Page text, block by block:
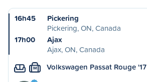
16h45
Pickering
Pickering, ON, Canada
17h00
Ajax
Ajax, ON, Canada
M Volkswagen Passat Rouge '17